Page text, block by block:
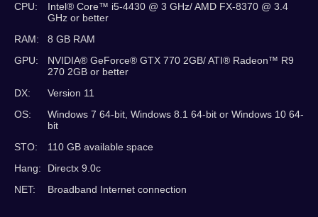
CPU:
Intel® Core™ i5-4430 @ 3 GHz/ AMD FX-8370 @ 3.4
GHz or better
RAM:
8 GB RAM
GPU:
NVIDIA® GeForce® GTX 770 2GB/ ATI® Radeon™ R9
270 2GB or better
DX:
Version 11
OS:
Windows 7 64-bit, Windows 8.1 64-bit or Windows 10 64-
bit
STO:
110 GB available space
Hang:
Directx 9.0c
NET:
Broadband Internet connection